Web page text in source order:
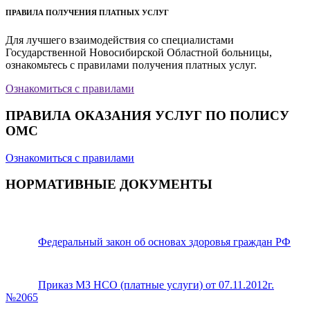
ПРАВИЛА ПОЛУЧЕНИЯ ПЛАТНЫХ УСЛУГ
Для лучшего взаимодействия со специалистами
Государственной Новосибирской Областной больницы,
ознакомьтесь с правилами получения платных услуг.
Ознакомиться с правилами
ПРАВИЛА ОКАЗАНИЯ УСЛУГ ПО ПОЛИСУ
ОМС
Ознакомиться с правилами
НОРМАТИВНЫЕ ДОКУМЕНТЫ
Федеральный закон об основах здоровья граждан РФ
Приказ МЗ НСО (платные услуги) от 07.11.2012г.
№2065